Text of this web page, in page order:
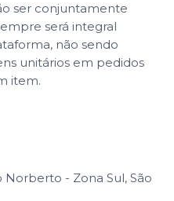
ser conjuntamente
será integral
não sendo
unitários em pedidos
item.
- Zona Sul, São